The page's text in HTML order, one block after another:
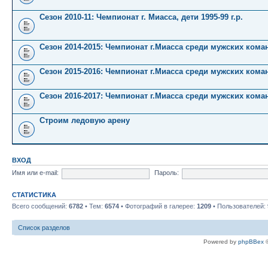
Сезон 2010-11: Чемпионат г. Миасса, дети 1995-99 г.р.
Сезон 2014-2015: Чемпионат г.Миасса среди мужских
Сезон 2015-2016: Чемпионат г.Миасса среди мужских
Сезон 2016-2017: Чемпионат г.Миасса среди мужских
Строим ледовую арену
ВХОД
Имя или e-mail:
Пароль:
СТАТИСТИКА
Всего сообщений: 6782 • Тем: 6574 • Фотографий в галерее: 1209 • Пользователей:
Список разделов
Powered by phpBBex